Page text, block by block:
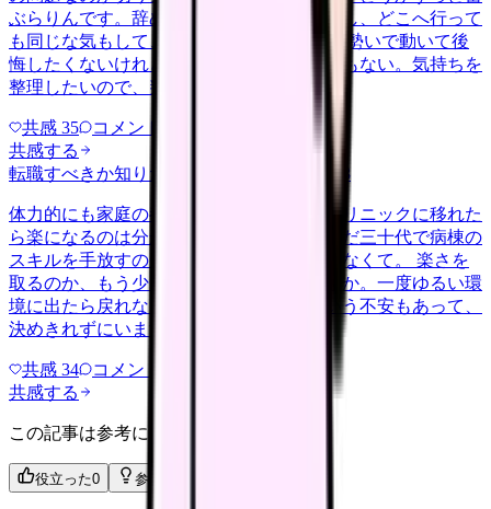
ぶらりんです。辞めれば楽になる気もするし、どこへ行って
も同じな気もして、決め手がありません。 勢いで動いて後
悔したくないけれど、このまま留まる根拠もない。気持ちを
整理したいので、判断材料の集…
共感 35 コメント
共感する
転職すべきか知りたい
2026/6/28
体力的にも家庭の都合でも、日勤中心のクリニックに移れた
ら楽になるのは分かっています。ただ、まだ三十代で病棟の
スキルを手放すのが惜しい気持ちも、消えなくて。 楽さを
取るのか、もう少し急性期で力をつけるのか。一度ゆるい環
境に出たら戻れなくなるんじゃないかという不安もあって、
決めきれずにいます。考えの整…
共感 34 コメント
共感する
この記事は参考になりましたか？
役立った0 参考になった